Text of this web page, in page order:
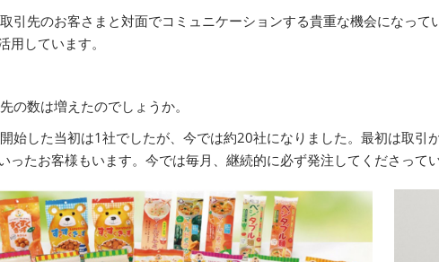
引先のお客さまと対面でコミュニケーションする貴重な機会になっ
用しています。
の数は増えたのでしょうか。
始した当初は1社でしたが、今では約20社になりました。最初は取
ったお客様もいます。今では毎月、継続的に必ず発注してくださってい